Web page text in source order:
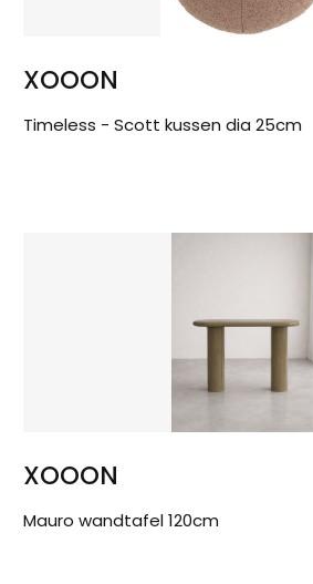
XOOON
Timeless - Scott kussen dia 25cm
XOOON
Mauro wandtafel 120cm